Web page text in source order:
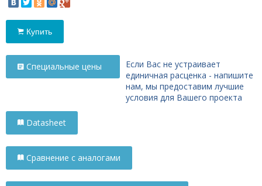
Купить
Специальные цены
Если Вас не устраивает
единичная расценка - напишите
нам, мы предоставим лучшие
условия для Вашего проекта
Datasheet
Сравнение с аналогами